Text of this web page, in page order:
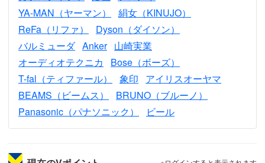
YA-MAN（ヤーマン）
絹女（KINUJO）
ReFa（リファ）
Dyson（ダイソン）
バルミューダ Anker 山崎実業
オーディオテクニカ
Bose（ボーズ）
T-fal（ティファール）
象印
アイリスオーヤマ
BEAMS（ビームス）
BRUNO（ブルーノ）
Panasonic（パナソニック）
ビール